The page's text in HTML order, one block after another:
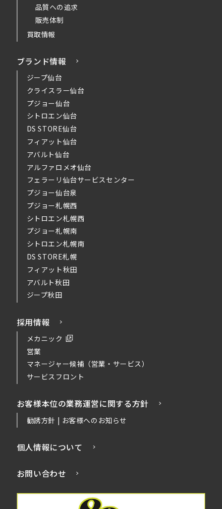
品質への追求
販売体制
買取情報
ブランド情報
ジープ仙台
クライスラー仙台
プジョー仙台
シトロエン仙台
DS STORE仙台
フィアット仙台
アバルト仙台
アルファロメオ仙台
フェラーリ仙台サービスセンター
プジョー仙台泉
プジョー札幌西
シトロエン札幌西
プジョー札幌南
シトロエン札幌南
DS STORE札幌
フィアット秋田
アバルト秋田
ジープ秋田
採用情報
メカニック
営業
マネージャー候補（営業・サービス）
サービスフロント
お客様本位の業務運営に関する方針
勧誘方針 | お客様へのお知らせ
個人情報について
お問い合わせ